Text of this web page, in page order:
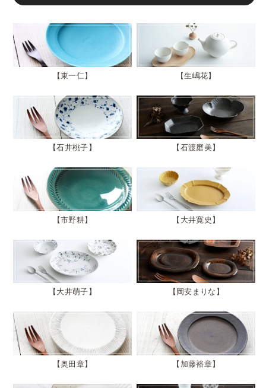
東一仁 生嶋花
石井桃子 石渡磨美
市野耕 大井寛史
大井萌子 岡安まりな
奥田章 加藤裕章